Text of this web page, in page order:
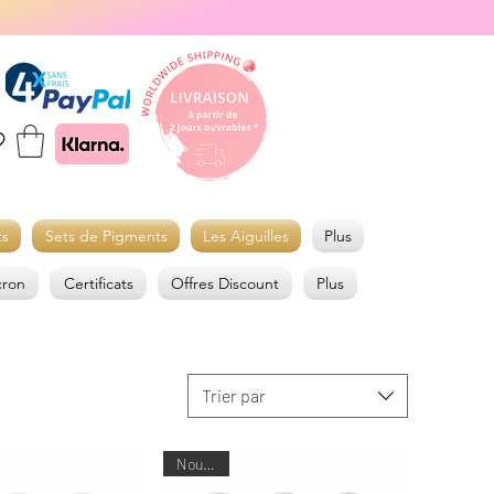
Sets de Pigments Les Aiguilles Plus
Certificats Offres Discount Plus
Trier par
Nouveau